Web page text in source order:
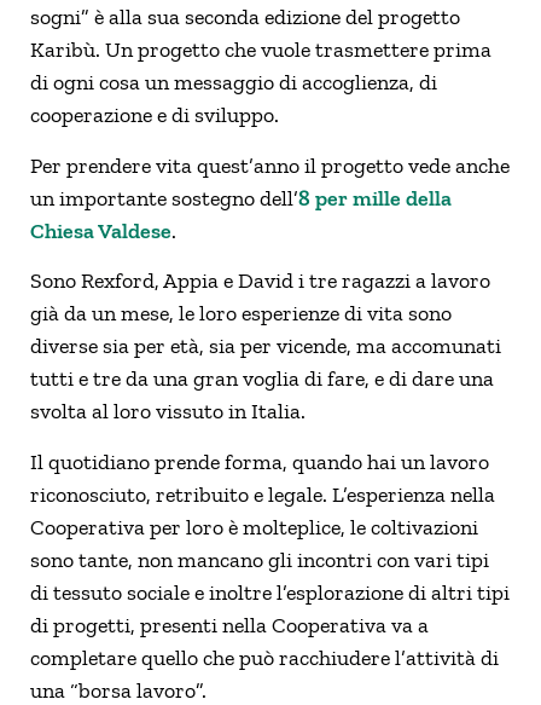
sogni” è alla sua seconda edizione del progetto
Karibù. Un progetto che vuole trasmettere prima
di ogni cosa un messaggio di accoglienza, di
cooperazione e di sviluppo.
Per prendere vita quest’anno il progetto vede anche
un importante sostegno dell’8 per mille della
Chiesa Valdese.
Sono Rexford, Appia e David i tre ragazzi a lavoro
già da un mese, le loro esperienze di vita sono
diverse sia per età, sia per vicende, ma accomunati
tutti e tre da una gran voglia di fare, e di dare una
svolta al loro vissuto in Italia.
Il quotidiano prende forma, quando hai un lavoro
riconosciuto, retribuito e legale. L’esperienza nella
Cooperativa per loro è molteplice, le coltivazioni
sono tante, non mancano gli incontri con vari tipi
di tessuto sociale e inoltre l’esplorazione di altri tipi
di progetti, presenti nella Cooperativa va a
completare quello che può racchiudere l’attività di
una “borsa lavoro”.